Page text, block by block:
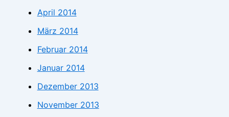
April 2014
März 2014
Februar 2014
Januar 2014
Dezember 2013
November 2013